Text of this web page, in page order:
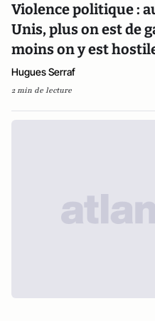
Violence politique :
Unis, plus on est de
moins on y est
Hugues Serraf
2 min de lecture